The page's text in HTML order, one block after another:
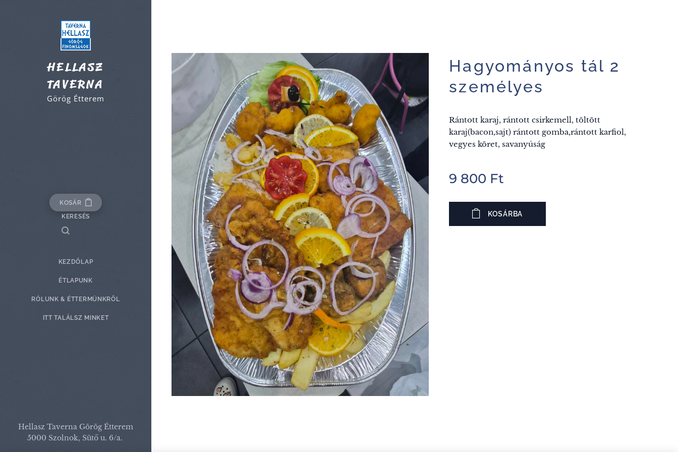
HELLASZ
TAVERNA
Görög Étterem
KOSÁR
KERESÉS
KEZDŐLAP
ÉTLAPUNK
RÓLUNK & ÉTTERMÜNKRŐL
ITT TALÁLSZ MINKET
Hagyományos tál 2
személyes
Rántott karaj, rántott csirkemell, töltött
karaj(bacon,sajt) rántott gomba,rántott karfiol,
vegyes köret, savanyúság
9 800 Ft
KOSÁRBA
Hellasz Taverna Görög Étterem
5000 Szolnok, Sütő u. 6/a.